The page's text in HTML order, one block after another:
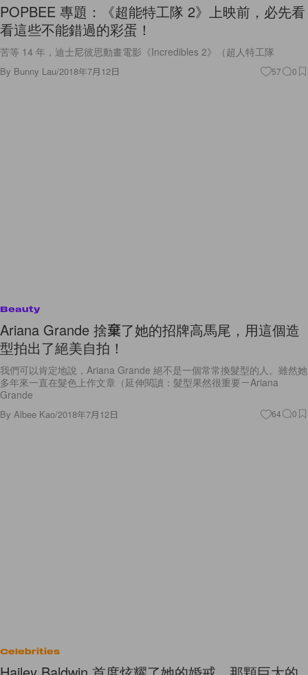
POPBEE 專題：《超能特工隊 2》上映前，必先看
看這些不能錯過的彩蛋！
苦等 14 年，迪士尼彼思動畫電影《Incredibles 2》（超人特工隊
By Bunny Lau/2018年7月12日 57 0
Beauty
Ariana Grande 捨棄了她的招牌高馬尾，用這個造
型拍出了絕美自拍！
我們可以肯定地說，Ariana Grande 絕不是一個常常換髮型的人。雖然她
多年來一直在髮色上作文章（延伸閱讀：髮型果然很重要－Ariana
Grande
By Albee Kao/2018年7月12日 64 0
Celebrities